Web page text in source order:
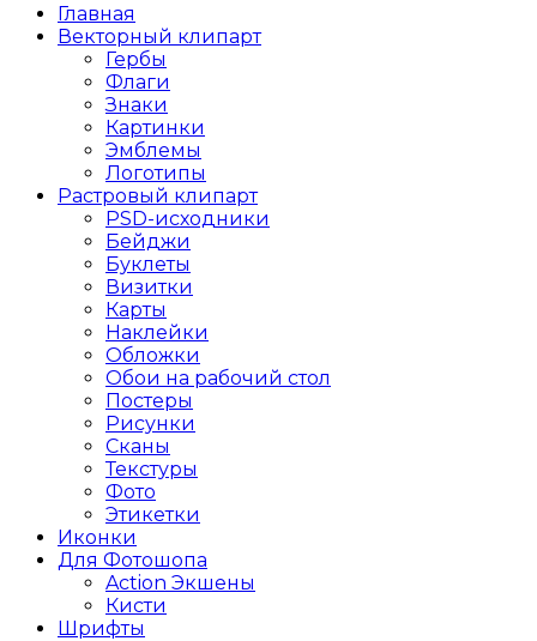
Главная
Векторный клипарт
Гербы
Флаги
Знаки
Картинки
Эмблемы
Логотипы
Растровый клипарт
PSD-исходники
Бейджи
Буклеты
Визитки
Карты
Наклейки
Обложки
Обои на рабочий стол
Постеры
Рисунки
Сканы
Текстуры
Фото
Этикетки
Иконки
Для Фотошопа
Action Экшены
Кисти
Шрифты